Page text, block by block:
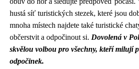
hustá síť turistických stezek, které jsou
mnoha místech najdete také turistické
občerstvit a odpočinout si. Dovolená v
skvělou volbou pro všechny, kteří milují
odpočinek.